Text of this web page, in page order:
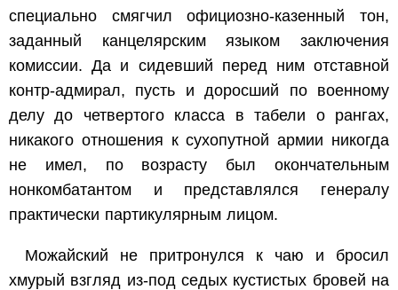
специально смягчил официозно-казенный тон,
заданный канцелярским языком заключения
комиссии. Да и сидевший перед ним отставной
контр-адмирал, пусть и доросший по военному
делу до четвертого класса в табели о рангах,
никакого отношения к сухопутной армии никогда
не имел, по возрасту был окончательным
нонкомбатантом и представлялся генералу
практически партикулярным лицом.
Можайский не притронулся к чаю и бросил
хмурый взгляд из-под седых кустистых бровей на